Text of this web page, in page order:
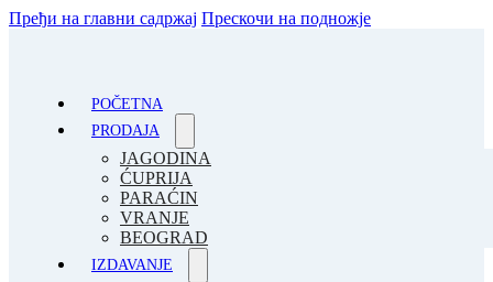
Пређи на главни садржај Прескочи на подножје
POČETNA
PRODAJA
JAGODINA
ĆUPRIJA
PARAĆIN
VRANJE
BEOGRAD
IZDAVANJE